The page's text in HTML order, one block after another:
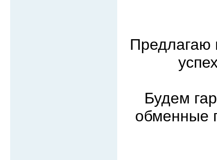
Предлагаю
Будем
обменные